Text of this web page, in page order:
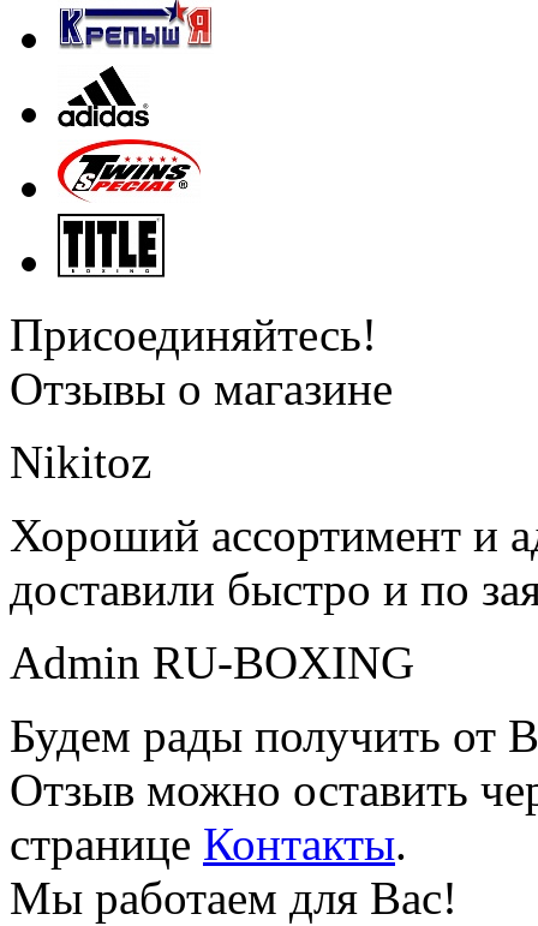
Присоединяйтесь!
Отзывы о магазине
Nikitoz
Хороший ассортимент и
доставили быстро и по
Admin RU-BOXING
Будем рады получить от
Отзыв можно оставить
странице Контакты.
Мы работаем для Вас!